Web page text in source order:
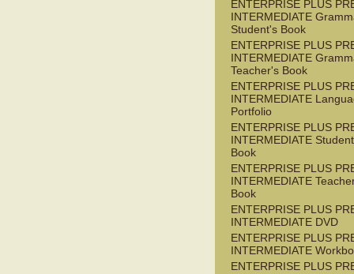
ENTERPRISE PLUS
INTERMEDIATE
Student's Book
ENTERPRISE PLUS
INTERMEDIATE
Teacher's Book
ENTERPRISE PLUS
INTERMEDIATE
Portfolio
ENTERPRISE PLUS
INTERMEDIATE
Book
ENTERPRISE PLUS
INTERMEDIATE
Book
ENTERPRISE PLUS
INTERMEDIATE DVD
ENTERPRISE PLUS
INTERMEDIATE
ENTERPRISE PLUS